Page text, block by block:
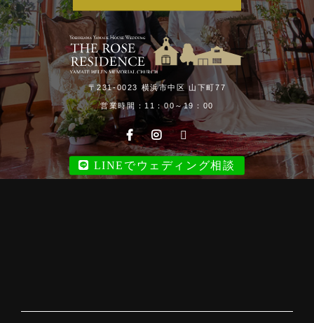
〒231-0023 横浜市中区 山下町77
営業時間：11：00～19：00
LINEでウェディング相談